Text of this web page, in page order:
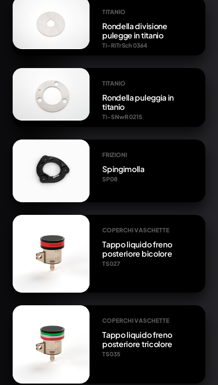
TITANIO
Rondella divisione
pulegge in titanio
Ti-RiTrSch 0364
TITANIO
Rondella puleggia in
titanio
Ti-SNwR 0215
FRIZIONI
Spingimolla
SP08
COPERCHI VASCHETTE
Tappo liquido freno
posteriore bicolore
TS027
COPERCHI VASCHETTE
Tappo liquido freno
posteriore tricolore
TS035